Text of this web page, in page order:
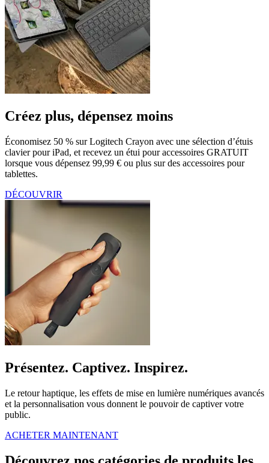
Créez plus, dépensez moins
Économisez 50 % sur Logitech Crayon avec une sélection d’étuis
clavier pour iPad, et recevez un étui pour accessoires GRATUIT
lorsque vous dépensez 99,99 € ou plus sur des accessoires pour
tablettes.
DÉCOUVRIR
Présentez. Captivez. Inspirez.
Le retour haptique, les effets de mise en lumière numériques avancés
et la personnalisation vous donnent le pouvoir de captiver votre
public.
ACHETER MAINTENANT